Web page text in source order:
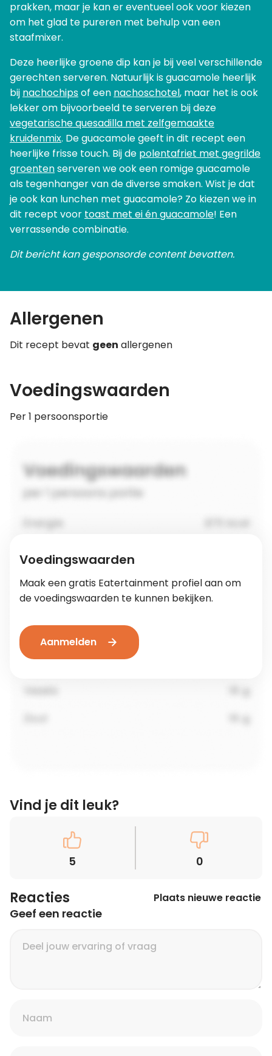
prakken, maar je kan er eventueel ook voor kiezen
om het glad te pureren met behulp van een
staafmixer.
Deze heerlijke groene dip kan je bij veel verschillende
gerechten serveren. Natuurlijk is guacamole heerlijk
bij nachochipsof een nachoschotel, maar het is ook
lekker om bijvoorbeeld te serveren bij deze
vegetarische quesadilla met zelfgemaakte
kruidenmix. De guacamole geeft in dit recept een
heerlijke frisse touch. Bij de polentafriet met gegrilde
groentenserveren we ook een romige guacamole
als tegenhanger van de diverse smaken. Wist je dat
je ook kan lunchen met guacamole? Zo kiezen we in
dit recept voor toast met ei én guacamole! Een
verrassende combinatie.
Dit bericht kan gesponsorde content bevatten.
Allergenen
Dit recept bevat geen allergenen
Voedingswaarden
Per 1 persoonsportie
Voedingswaarden
Maak een gratis Eatertainment profiel aan om
de voedingswaarden te kunnen bekijken.
Aanmelden
Vind je dit leuk?
5 0
Reacties Plaats nieuwe reactie
Geef een reactie